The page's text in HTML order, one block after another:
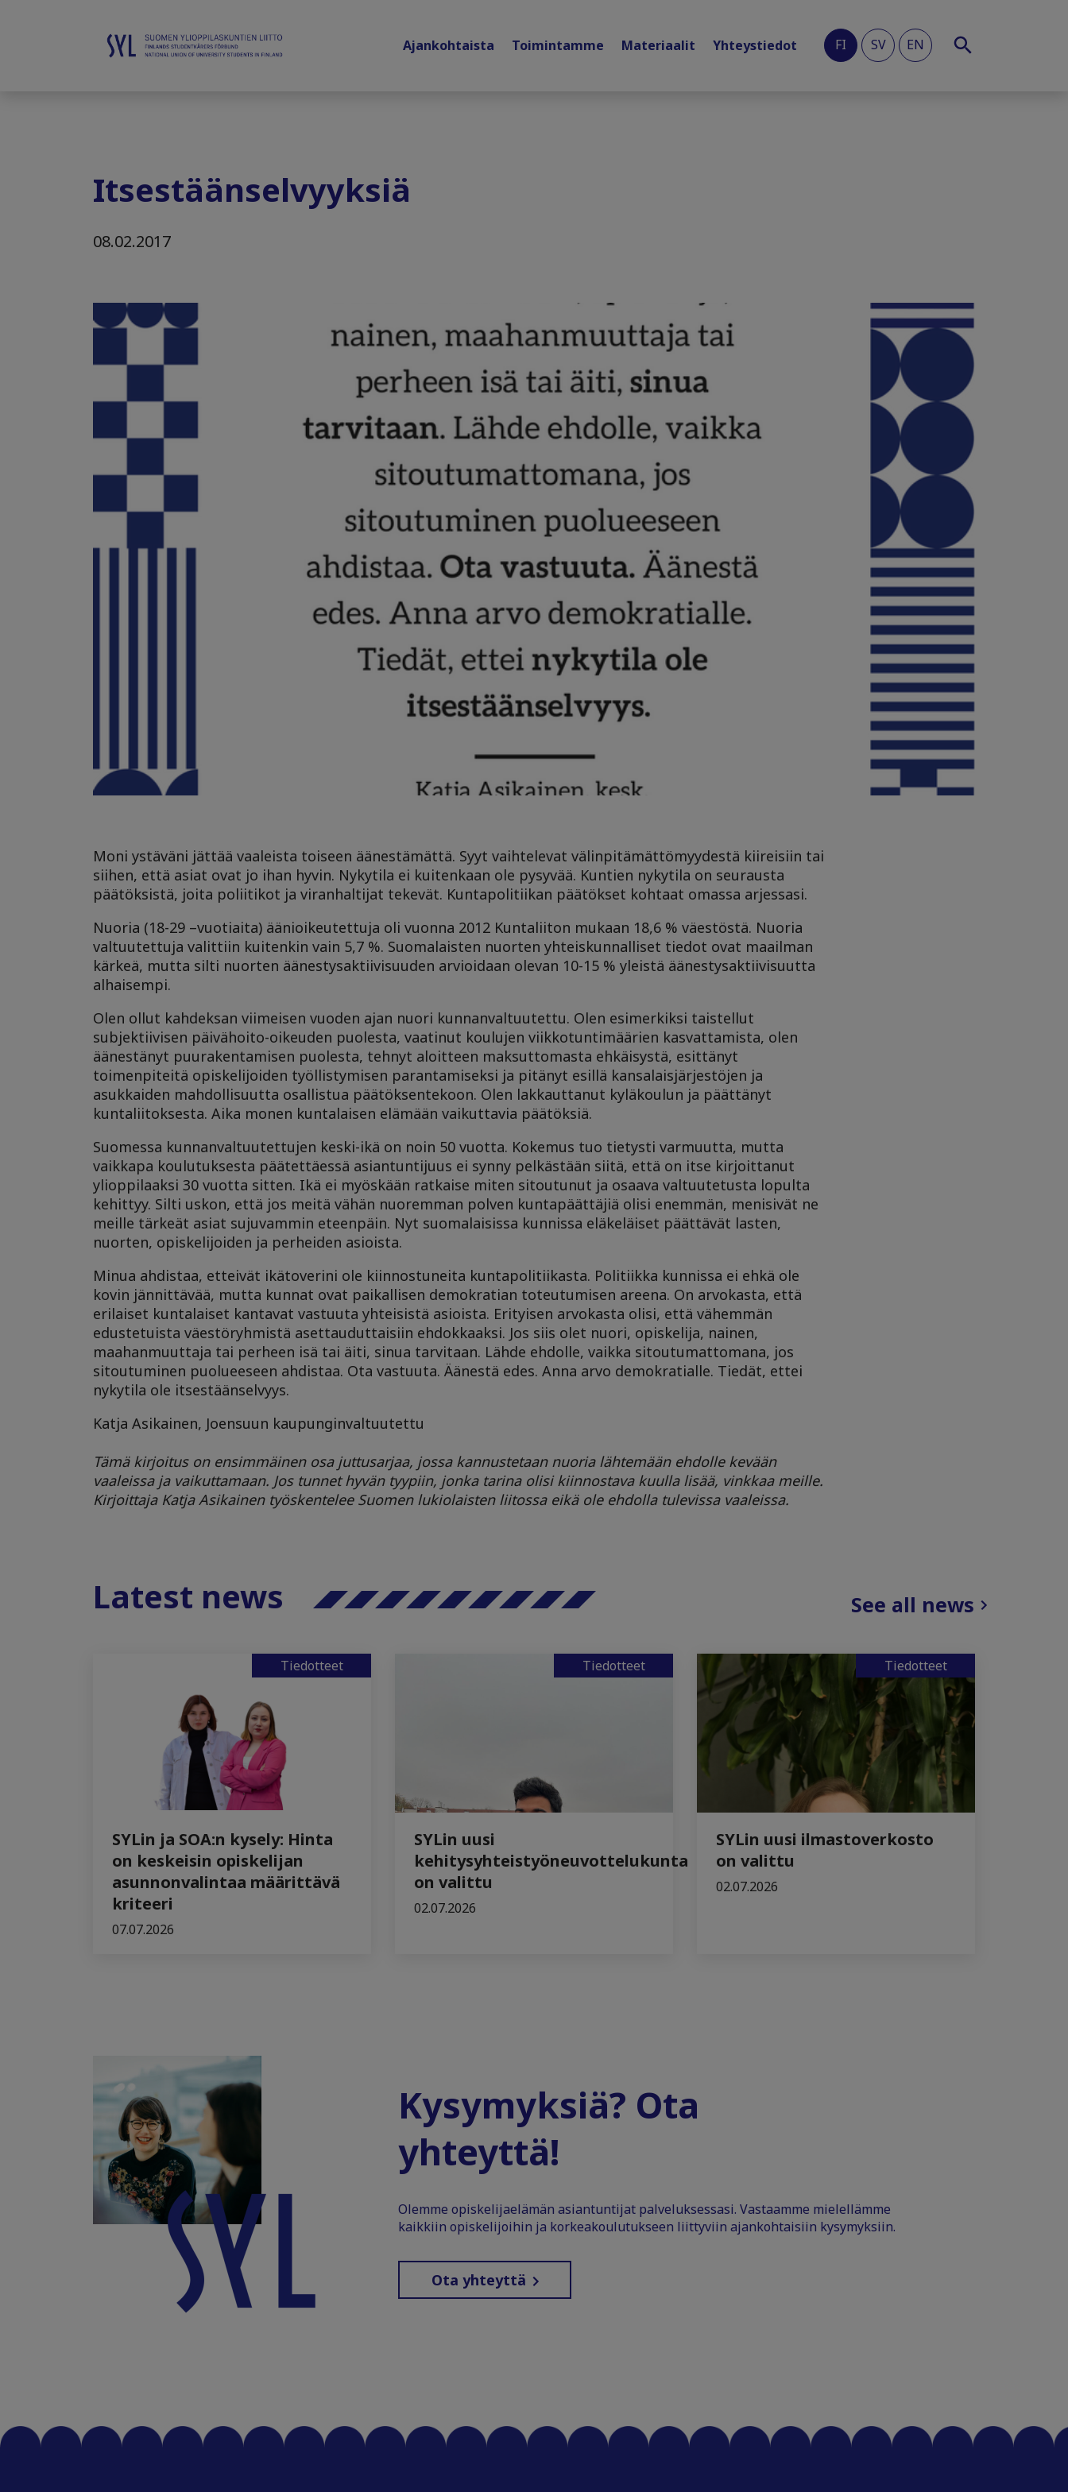
Ajankohtaista Toimintamme Materiaalit Yhteystiedot FI SV EN
Itsestäänselvyyksiä
08.02.2017
Moni ystäväni jättää vaaleista toiseen äänestämättä. Syyt vaihtelevat välinpitämättömyydestä kiireisiin tai
siihen, että asiat ovat jo ihan hyvin. Nykytila ei kuitenkaan ole pysyvää. Kuntien nykytila on seurausta
päätöksistä, joita poliitikot ja viranhaltijat tekevät. Kuntapolitiikan päätökset kohtaat omassa arjessasi.
Nuoria (18-29 –vuotiaita) äänioikeutettuja oli vuonna 2012 Kuntaliiton mukaan 18,6 % väestöstä. Nuoria
valtuutettuja valittiin kuitenkin vain 5,7 %. Suomalaisten nuorten yhteiskunnalliset tiedot ovat maailman
kärkeä, mutta silti nuorten äänestysaktiivisuuden arvioidaan olevan 10-15 % yleistä äänestysaktiivisuutta
alhaisempi.
Olen ollut kahdeksan viimeisen vuoden ajan nuori kunnanvaltuutettu. Olen esimerkiksi taistellut
subjektiivisen päivähoito-oikeuden puolesta, vaatinut koulujen viikkotuntimäärien kasvattamista, olen
äänestänyt puurakentamisen puolesta, tehnyt aloitteen maksuttomasta ehkäisystä, esittänyt
toimenpiteitä opiskelijoiden työllistymisen parantamiseksi ja pitänyt esillä kansalaisjärjestöjen ja
asukkaiden mahdollisuutta osallistua päätöksentekoon. Olen lakkauttanut kyläkoulun ja päättänyt
kuntaliitoksesta. Aika monen kuntalaisen elämään vaikuttavia päätöksiä.
Suomessa kunnanvaltuutettujen keski-ikä on noin 50 vuotta. Kokemus tuo tietysti varmuutta, mutta
vaikkapa koulutuksesta päätettäessä asiantuntijuus ei synny pelkästään siitä, että on itse kirjoittanut
ylioppilaaksi 30 vuotta sitten. Ikä ei myöskään ratkaise miten sitoutunut ja osaava valtuutetusta lopulta
kehittyy. Silti uskon, että jos meitä vähän nuoremman polven kuntapäättäjiä olisi enemmän, menisivät ne
meille tärkeät asiat sujuvammin eteenpäin. Nyt suomalaisissa kunnissa eläkeläiset päättävät lasten,
nuorten, opiskelijoiden ja perheiden asioista.
Minua ahdistaa, etteivät ikätoverini ole kiinnostuneita kuntapolitiikasta. Politiikka kunnissa ei ehkä ole
kovin jännittävää, mutta kunnat ovat paikallisen demokratian toteutumisen areena. On arvokasta, että
erilaiset kuntalaiset kantavat vastuuta yhteisistä asioista. Erityisen arvokasta olisi, että vähemmän
edustetuista väestöryhmistä asettauduttaisiin ehdokkaaksi. Jos siis olet nuori, opiskelija, nainen,
maahanmuuttaja tai perheen isä tai äiti, sinua tarvitaan. Lähde ehdolle, vaikka sitoutumattomana, jos
sitoutuminen puolueeseen ahdistaa. Ota vastuuta. Äänestä edes. Anna arvo demokratialle. Tiedät, ettei
nykytila ole itsestäänselvyys.
Katja Asikainen, Joensuun kaupunginvaltuutettu
Tämä kirjoitus on ensimmäinen osa juttusarjaa, jossa kannustetaan nuoria lähtemään ehdolle kevään
vaaleissa ja vaikuttamaan. Jos tunnet hyvän tyypiin, jonka tarina olisi kiinnostava kuulla lisää, vinkkaa meille.
Kirjoittaja Katja Asikainen työskentelee Suomen lukiolaisten liitossa eikä ole ehdolla tulevissa vaaleissa.
Latest news See all news
Tiedotteet
SYLin ja SOA:n kysely: Hinta
on keskeisin opiskelijan
asunnonvalintaa määrittävä
kriteeri
07.07.2026
Tiedotteet
SYLin uusi
kehitysyhteistyöneuvottelukunta
on valittu
02.07.2026
Tiedotteet
SYLin uusi ilmastoverkosto
on valittu
02.07.2026
Kysymyksiä? Ota
yhteyttä!
Olemme opiskelijaelämän asiantuntijat palveluksessasi. Vastaamme mielellämme
kaikkiin opiskelijoihin ja korkeakoulutukseen liittyviin ajankohtaisiin kysymyksiin.
Ota yhteyttä